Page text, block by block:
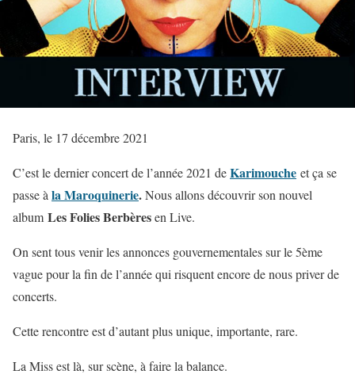
Paris, le 17 décembre 2021
C’est le dernier concert de l’année 2021 deKarimouche et ça se
passe à la Maroquinerie.Nous allons découvrir son nouvel
album Les Folies Berbèresen Live.
On sent tous venir les annonces gouvernementales sur le 5ème
vague pour la fin de l’année qui risquent encore de nous priver de
concerts.
Cette rencontre est d’autant plus unique, importante, rare.
La Miss est là, sur scène, à faire la balance.